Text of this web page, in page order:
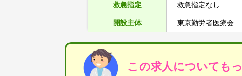
救急指定 救急指定なし
開設主体 東京勤労者医療会
この求人についても